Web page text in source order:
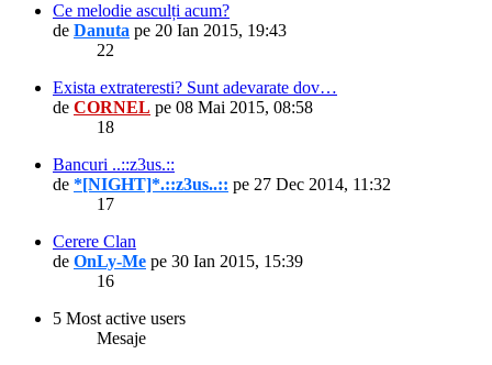
Ce melodie asculți acum?
de Danuta pe 20 Ian 2015, 19:43
22
Exista extrateresti? Sunt adevarate dov…
de CORNEL pe 08 Mai 2015, 08:58
18
Bancuri ..::z3us.::
de *[NIGHT]*.::z3us..:: pe 27 Dec 2014, 11:32
17
Cerere Clan
de OnLy-Me pe 30 Ian 2015, 15:39
16
5 Most active users
Mesaje